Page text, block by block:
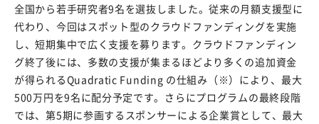
アクセス
お問い合わせ先
よくある質問
関連リンク
全国から若手研究者9名を選抜しました。従来の月額支援型に
代わり、今回はスポット型のクラウドファンディングを実施
し、短期集中で広く支援を募ります。クラウドファンディン
グ終了後には、多数の支援が集まるほどより多くの追加資金
が得られるQuadratic Funding の仕組み（※）により、最大
500万円を9名に配分予定です。さらにプログラムの最終段階
では、第5期に参画するスポンサーによる企業賞として、最大